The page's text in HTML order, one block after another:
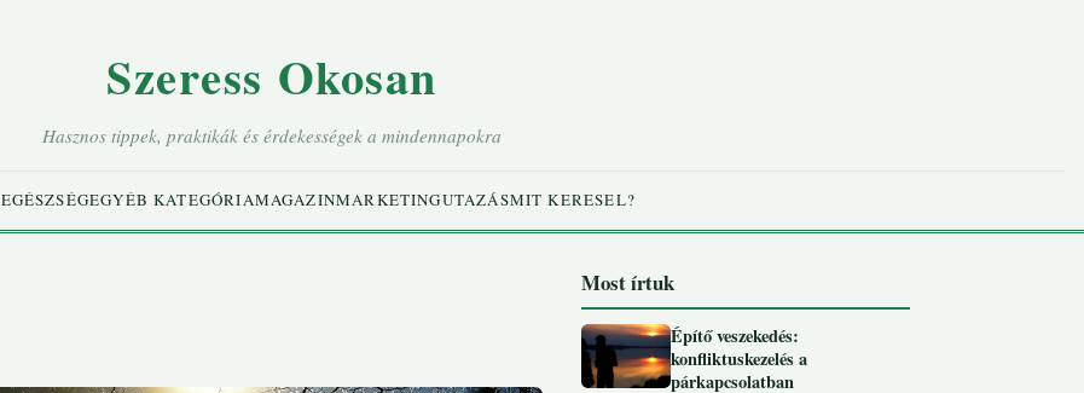
Szeress Okosan
Hasznos tippek, praktikák és érdekességek a mindennapokra
EGÉSZSÉGEGYÉB KATEGÓRIAMAGAZINMARKETINGUTAZÁSMIT KERESEL?
Most írtuk
Építő veszekedés:
konfliktuskezelés a
párkapcsolatban